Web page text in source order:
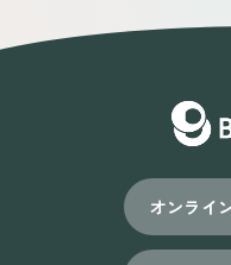
オンライ